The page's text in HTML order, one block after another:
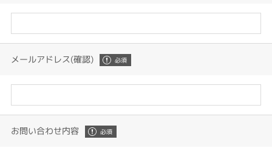
メールアドレス(確認)
お問い合わせ内容